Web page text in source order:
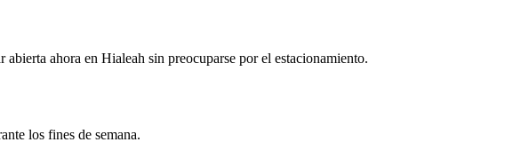
ahora en Hialeah sin preocuparse por el estacionamiento.
los fines de semana.